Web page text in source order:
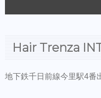
Hair Trenza
地下鉄千日前線今里駅4番